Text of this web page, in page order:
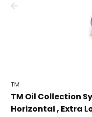
TM
TM Oil Collection
Horizontal , Extra